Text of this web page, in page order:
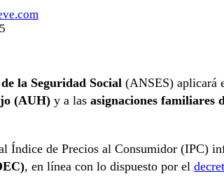
la Seguridad Social (ANSES) aplicará
(AUH) y a las asignaciones familiares
Índice de Precios al Consumidor (IPC)
, en línea con lo dispuesto por el